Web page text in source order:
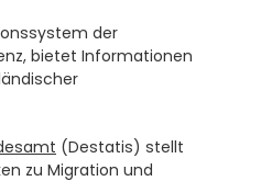
der
bietet Informationen
(Destatis) stellt
zu Migration und